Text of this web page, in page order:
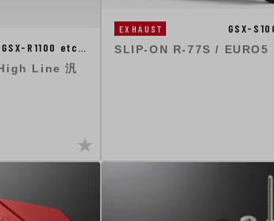
GSX-R1100 etc…
High Line 汎
EXHAUST GSX-
SLIP-ON R-77S / EURO5